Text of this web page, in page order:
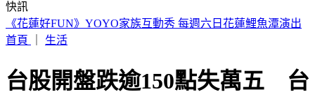
快訊
快訊／高雄光華夜市轎車暴衝！釀12車事故3傷 600戶大停電
首頁
生活
台股開盤跌逾150點失萬五 台